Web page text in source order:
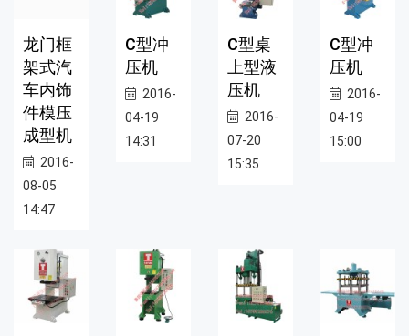
龙门框
架式汽
车内饰
件模压
成型机
2016-
08-05
14:47
C型冲
压机
2016-
04-19
14:31
C型桌
上型液
压机
2016-
07-20
15:35
C型冲
压机
2016-
04-19
15:00